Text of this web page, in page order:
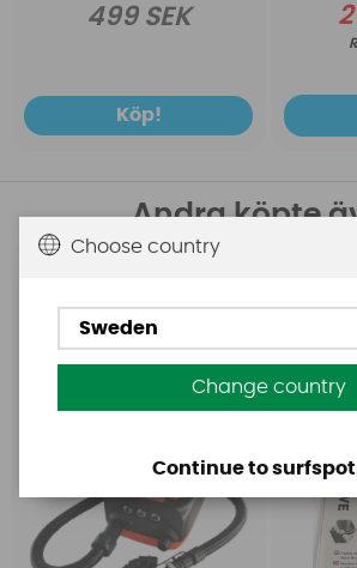
499 SEK
Köp!
Andra köpte
Base Rechargeable
SUP Pump
Choose country
Sweden
Change country
Continue to